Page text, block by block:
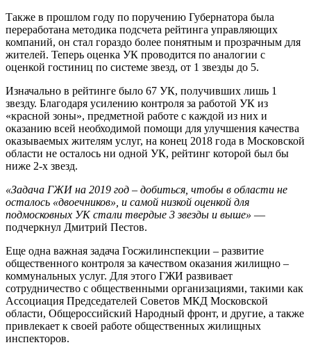
Также в прошлом году по поручению Губернатора была
переработана методика подсчета рейтинга управляющих
компаний, он стал гораздо более понятным и прозрачным для
жителей. Теперь оценка УК проводится по аналогии с
оценкой гостиниц по системе звезд, от 1 звезды до 5.
Изначально в рейтинге было 67 УК, получивших лишь 1
звезду. Благодаря усилению контроля за работой УК из
«красной зоны», предметной работе с каждой из них и
оказанию всей необходимой помощи для улучшения качества
оказываемых жителям услуг, на конец 2018 года в Московской
области не осталось ни одной УК, рейтинг которой был бы
ниже 2-х звезд.
«Задача ГЖИ на 2019 год – добиться, чтобы в области не
осталось «двоечников», и самой низкой оценкой для
подмосковных УК стали твердые 3 звезды и выше» —
подчеркнул Дмитрий Пестов.
Еще одна важная задача Госжилинспекции – развитие
общественного контроля за качеством оказания жилищно –
коммунальных услуг. Для этого ГЖИ развивает
сотрудничество с общественными организациями, такими как
Ассоциация Председателей Советов МКД Московской
области, Общероссийский Народный фронт, и другие, а также
привлекает к своей работе общественных жилищных
инспекторов.